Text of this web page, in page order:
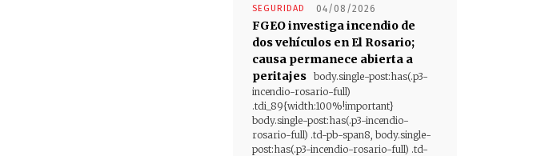
SEGURIDAD 04/08/2026
FGEO investiga incendio de
dos vehículos en El Rosario;
causa permanece abierta a
peritajes body.single-post:has(.p3-
incendio-rosario-full)
.tdi_89{width:100%!important}
body.single-post:has(.p3-incendio-
rosario-full) .td-pb-span8, body.single-
post:has(.p3-incendio-rosario-full) .td-